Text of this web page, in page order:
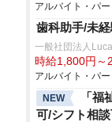
アルバイト・パ
歯科助手/未
一般社団法人
時給1,800円～
アルバイト・パ
NEW
「
可/シフト相